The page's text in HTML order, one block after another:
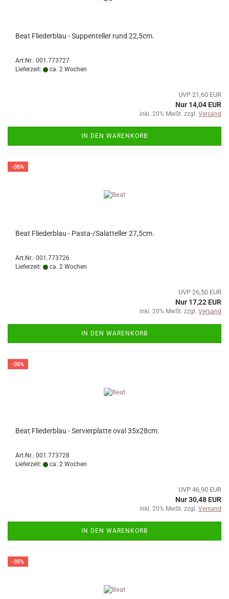
Beat Fliederblau - Suppenteller rund 22,5cm.
Art.Nr.: 001.773727
Lieferzeit:
ca. 2 Wochen
UVP 21,60 EUR
Nur 14,04 EUR
inkl. 20% MwSt. zzgl. Versand
IN DEN WARENKORB
-35%
Beat Fliederblau - Pasta-/Salatteller 27,5cm.
Art.Nr.: 001.773726
Lieferzeit:
ca. 2 Wochen
UVP 26,50 EUR
Nur 17,22 EUR
inkl. 20% MwSt. zzgl. Versand
IN DEN WARENKORB
-35%
Beat Fliederblau - Servierplatte oval 35x28cm.
Art.Nr.: 001.773728
Lieferzeit:
ca. 2 Wochen
UVP 46,90 EUR
Nur 30,48 EUR
inkl. 20% MwSt. zzgl. Versand
IN DEN WARENKORB
-35%